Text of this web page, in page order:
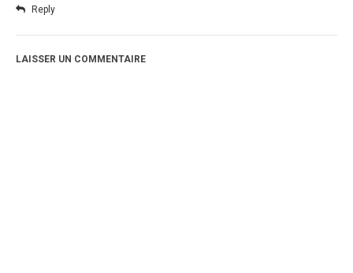
Reply
LAISSER UN COMMENTAIRE